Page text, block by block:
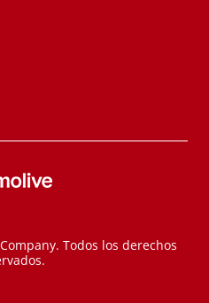
Todos los derechos